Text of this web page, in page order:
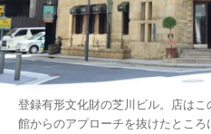
登録有形文化財の芝川ビル。店は
館からのアプローチを抜けたとこ